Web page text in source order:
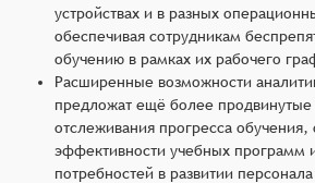
устройствах и в разных
обеспечивая сотрудникам
обучению в рамках их рабочего
Расширенные возможности
предложат ещё более
отслеживания прогресса обучения,
эффективности учебных программ
потребностей в развитии